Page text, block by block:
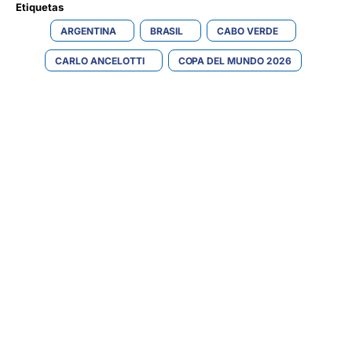
Etiquetas
ARGENTINA BRASIL CABO VERDE
CARLO ANCELOTTI COPA DEL MUNDO 2026